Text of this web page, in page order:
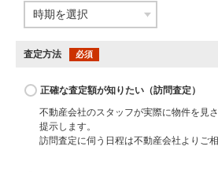
査定方法 必須
正確な査定額が知りたい（訪問査定）
不動産会社のスタッフが実際に物件を見
提示します。
訪問査定に伺う日程は不動産会社よりご